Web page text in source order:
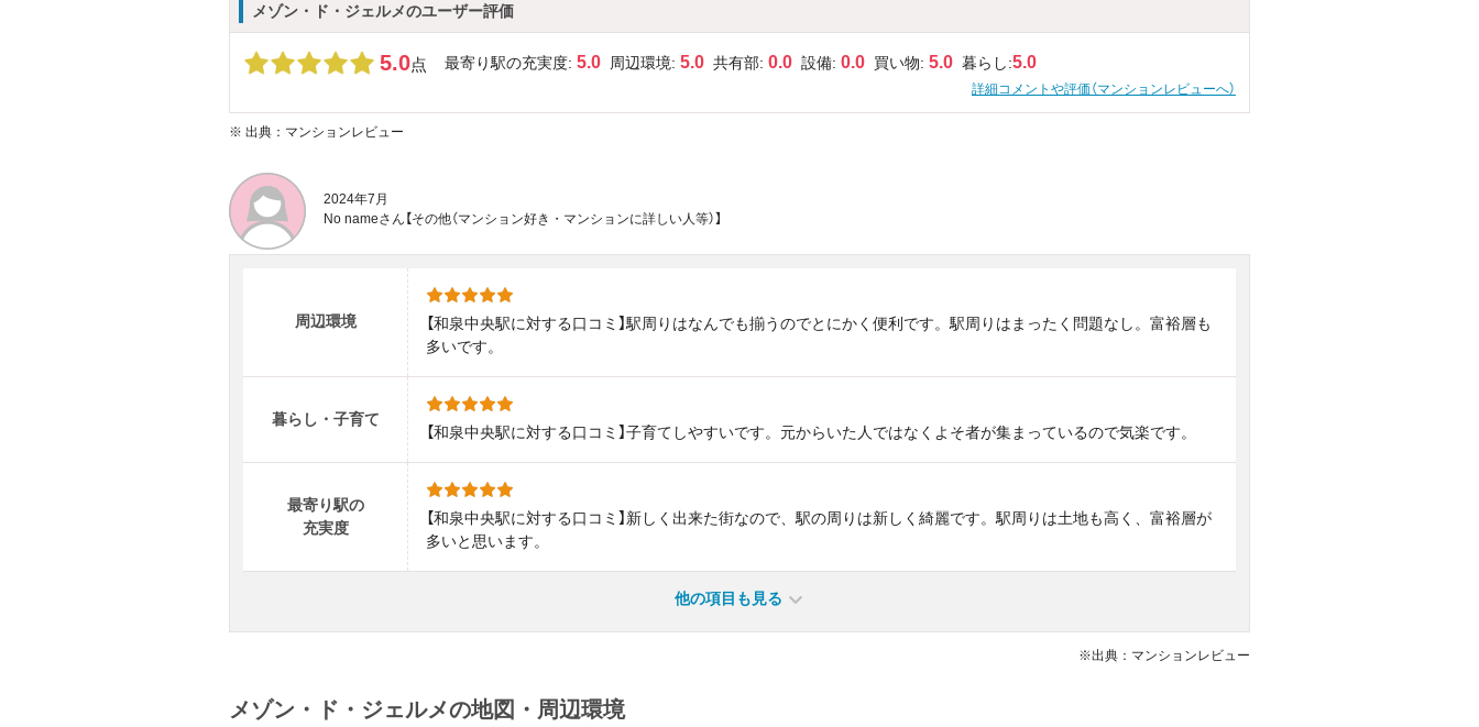
メゾン・ド・ジェルメのユーザー評価
5.0点 最寄り駅の充実度: 5.0 周辺環境: 5.0 共有部: 0.0 設備: 0.0 買い物: 5.0 暮らし:5.0
詳細コメントや評価（マンションレビューへ）
※ 出典：マンションレビュー
2024年7月
No nameさん【その他（マンション好き・マンションに詳しい人等）】
周辺環境
【和泉中央駅に対する口コミ】駅周りはなんでも揃うのでとにかく便利です。駅周りはまったく問題なし。富裕層も
多いです。
暮らし・子育て
【和泉中央駅に対する口コミ】子育てしやすいです。元からいた人ではなくよそ者が集まっているので気楽です。
最寄り駅の
充実度
【和泉中央駅に対する口コミ】新しく出来た街なので、駅の周りは新しく綺麗です。駅周りは土地も高く、富裕層が
多いと思います。
他の項目も見る
※出典：マンションレビュー
メゾン・ド・ジェルメの地図・周辺環境